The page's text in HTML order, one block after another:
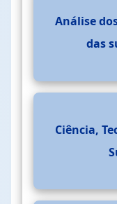
Análise
das
Ciência,